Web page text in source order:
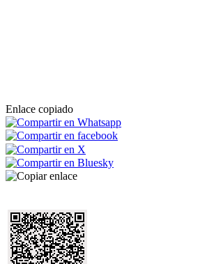
Enlace copiado